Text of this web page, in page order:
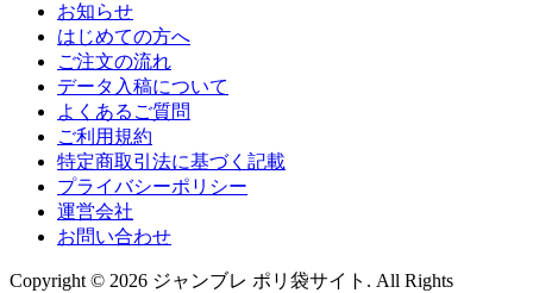
お知らせ
はじめての方へ
ご注文の流れ
データ入稿について
よくあるご質問
ご利用規約
特定商取引法に基づく記載
プライバシーポリシー
運営会社
お問い合わせ
Copyright © 2026 ジャンブレ ポリ袋サイト. All Rights